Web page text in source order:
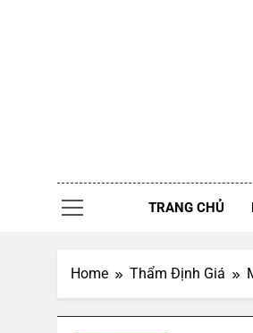
TRANG CHỦ
Home Thẩm Định Giá